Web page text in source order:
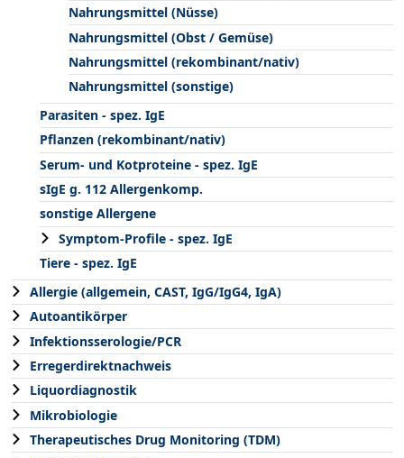
Nahrungsmittel (Nüsse)
Nahrungsmittel (Obst / Gemüse)
Nahrungsmittel (rekombinant/nativ)
Nahrungsmittel (sonstige)
Parasiten - spez. IgE
Pflanzen (rekombinant/nativ)
Serum- und Kotproteine - spez. IgE
sIgE g. 112 Allergenkomp.
sonstige Allergene
Symptom-Profile - spez. IgE
Tiere - spez. IgE
Allergie (allgemein, CAST, IgG/IgG4, IgA)
Autoantikörper
Infektionsserologie/PCR
Erregerdirektnachweis
Liquordiagnostik
Mikrobiologie
Therapeutisches Drug Monitoring (TDM)